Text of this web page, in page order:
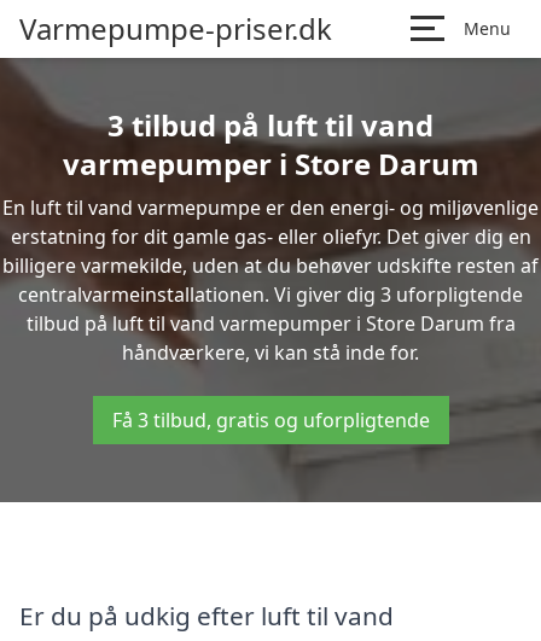
Varmepumpe-priser.dk Menu
3 tilbud på luft til vand
varmepumper i Store Darum
En luft til vand varmepumpe er den energi- og miljøvenlige
erstatning for dit gamle gas- eller oliefyr. Det giver dig en
billigere varmekilde, uden at du behøver udskifte resten af
centralvarmeinstallationen. Vi giver dig 3 uforpligtende
tilbud på luft til vand varmepumper i Store Darum fra
håndværkere, vi kan stå inde for.
Få 3 tilbud, gratis og uforpligtende
Er du på udkig efter luft til vand